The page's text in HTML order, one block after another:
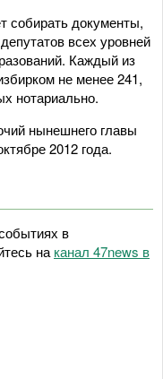
собирать документы,
всех уровней
Каждый из
не менее 241,
нотариально.
нынешнего главы
2012 года.
в
на канал 47news в